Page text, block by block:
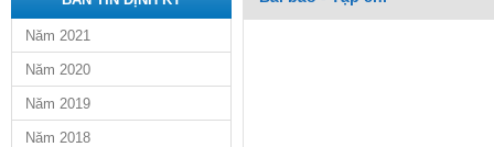
Năm 2021
Năm 2020
Năm 2019
Năm 2018